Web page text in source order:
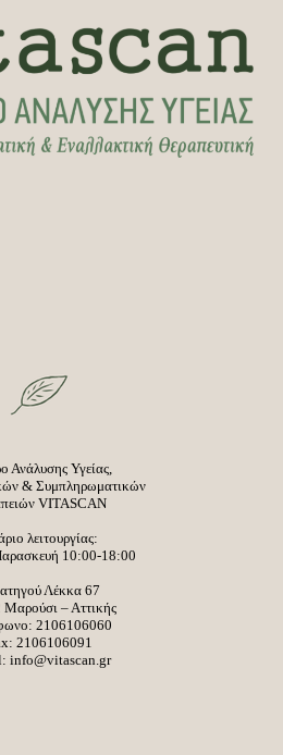
Ανάλυσης Υγείας,
& Συμπληρωματικών
VITASCAN
λειτουργίας:
10:00-18:00
Λέκκα 67
– Αττικής
2106106060
2106106091
info@vitascan.gr